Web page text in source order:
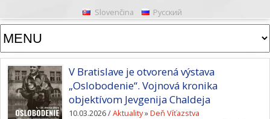
Slovenčina Русский
V Bratislave je otvorená výstava
„Oslobodenie“. Vojnová kronika
objektívom Jevgenija Chaldeja
10.03.2026 /Aktuality»Deň Víťazstva